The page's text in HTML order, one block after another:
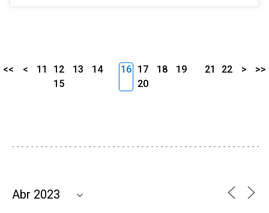
<< < 11 12 13
14
15
16 17 18
19
20
21 22 > >>